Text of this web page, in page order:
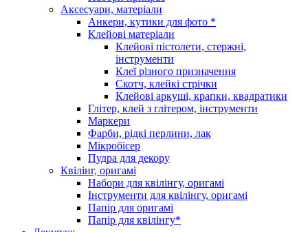
Аксесуари, матеріали
Анкери, кутики для фото *
Клейові матеріали
Клейові пістолети, стержні,
інструменти
Клеї різного призначення
Скотч, клейкі стрічки
Клейові аркуші, крапки, квадратики
Глітер, клей з глітером, інструменти
Маркери
Фарби, рідкі перлини, лак
Мікробісер
Пудра для декору
Квілінг, оригамі
Набори для квілінгу, оригамі
Інструменти для квілінгу, оригамі
Папір для оригамі
Папір для квілінгу*